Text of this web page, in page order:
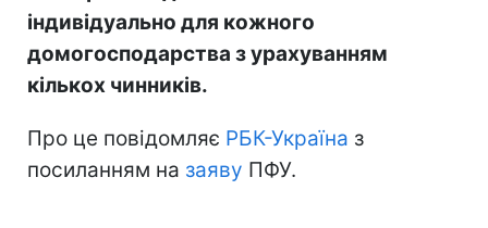
індивідуально для кожного
домогосподарства з урахуванням
кількох чинників.
Про це повідомляє РБК-Україна з
посиланням на заяву ПФУ.